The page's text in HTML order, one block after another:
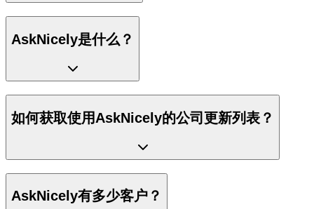
AskNicely是什么？
如何获取使用AskNicely的公司更新列表？
AskNicely有多少客户？